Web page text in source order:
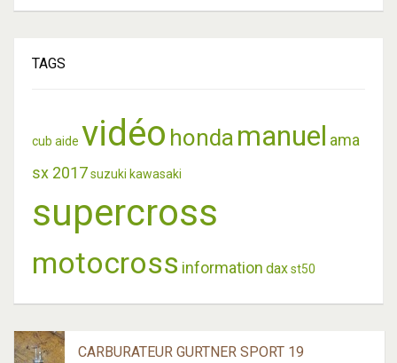
TAGS
cub aide vidéo honda manuel ama
sx 2017suzuki kawasaki
supercross
motocross information daxst50
CARBURATEUR GURTNER SPORT 19